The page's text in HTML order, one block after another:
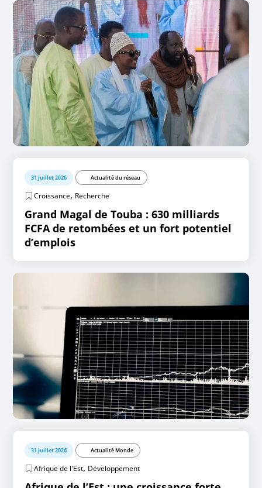
31 juillet 2026 Actualité du réseau
Croissance, Recherche
Grand Magal de Touba : 630 milliards
FCFA de retombées et un fort potentiel
d’emplois
31 juillet 2026 Actualité Monde
Afrique de l'Est, Développement